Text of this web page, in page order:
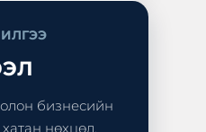
бизнесийн
нөхцөл,